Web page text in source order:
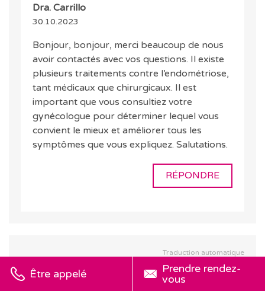
Dra. Carrillo
30.10.2023
Bonjour, bonjour, merci beaucoup de nous
avoir contactés avec vos questions. Il existe
plusieurs traitements contre l’endométriose,
tant médicaux que chirurgicaux. Il est
important que vous consultiez votre
gynécologue pour déterminer lequel vous
convient le mieux et améliorer tous les
symptômes que vous expliquez. Salutations.
RÉPONDRE
Traduction automatique
Voir le texte original
Eveling
Être appelé
Prendre rendez-
vous